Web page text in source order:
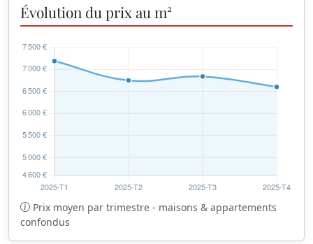
Évolution du prix au m²
Prix moyen par trimestre - maisons & appartements
confondus